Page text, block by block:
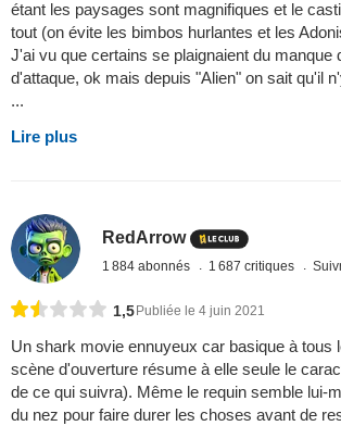
étant les paysages sont magnifiques et le
tout (on évite les bimbos hurlantes et les
J'ai vu que certains se plaignaient du manque
d'attaque, ok mais depuis "Alien" on sait qu'il
...
Lire plus
RedArrow
1 884 abonnés 1 687 critiques
1,5 Publiée le 4 juin 2021
Un shark movie ennuyeux car basique à tous
scène d'ouverture résume à elle seule le
de ce qui suivra). Même le requin semble lui-
du nez pour faire durer les choses avant de